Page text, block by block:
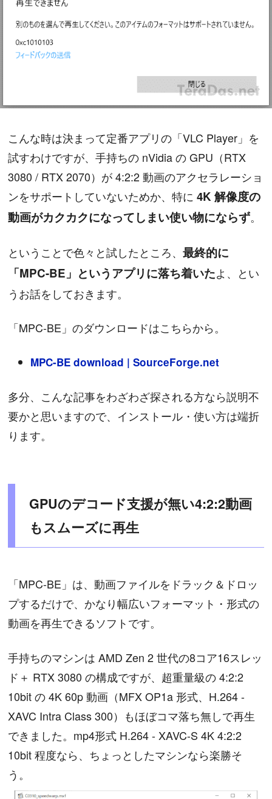
こんな時は決まって定番アプリの「VLC Player」を
試すわけですが、手持ちの nVidia の GPU（RTX
3080 / RTX 2070）が 4:2:2 動画のアクセラレーショ
ンをサポートしていないためか、特に4K 解像度の
動画がカクカクになってしまい使い物にならず。
ということで色々と試したところ、最終的に
「MPC-BE」というアプリに落ち着いたよ、とい
うお話をしておきます。
「MPC-BE」のダウンロードはこちらから。
MPC-BE download | SourceForge.net
多分、こんな記事をわざわざ探される方なら説明不
要かと思いますので、インストール・使い方は端折
ります。
GPUのデコード支援が無い4:2:2動画
もスムーズに再生
「MPC-BE」は、動画ファイルをドラック＆ドロッ
プするだけで、かなり幅広いフォーマット・形式の
動画を再生できるソフトです。
手持ちのマシンは AMD Zen 2 世代の8コア16スレッ
ド＋ RTX 3080 の構成ですが、超重量級の 4:2:2
10bit の 4K 60p 動画（MFX OP1a 形式、H.264 -
XAVC Intra Class 300）もほぼコマ落ち無しで再生
できました。mp4形式 H.264 - XAVC-S 4K 4:2:2
10bit 程度なら、ちょっとしたマシンなら楽勝そ
う。